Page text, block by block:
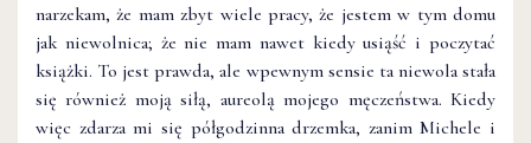
narzekam, że mam zbyt wiele pracy, że jestem w tym domu
jak niewolnica; że nie mam nawet kiedy usiąść i poczytać
książki. To jest prawda, ale wpewnym sensie ta niewola stała
się również moją siłą, aureolą mojego męczeństwa. Kiedy
więc zdarza mi się półgodzinna drzemka, zanim Michele i